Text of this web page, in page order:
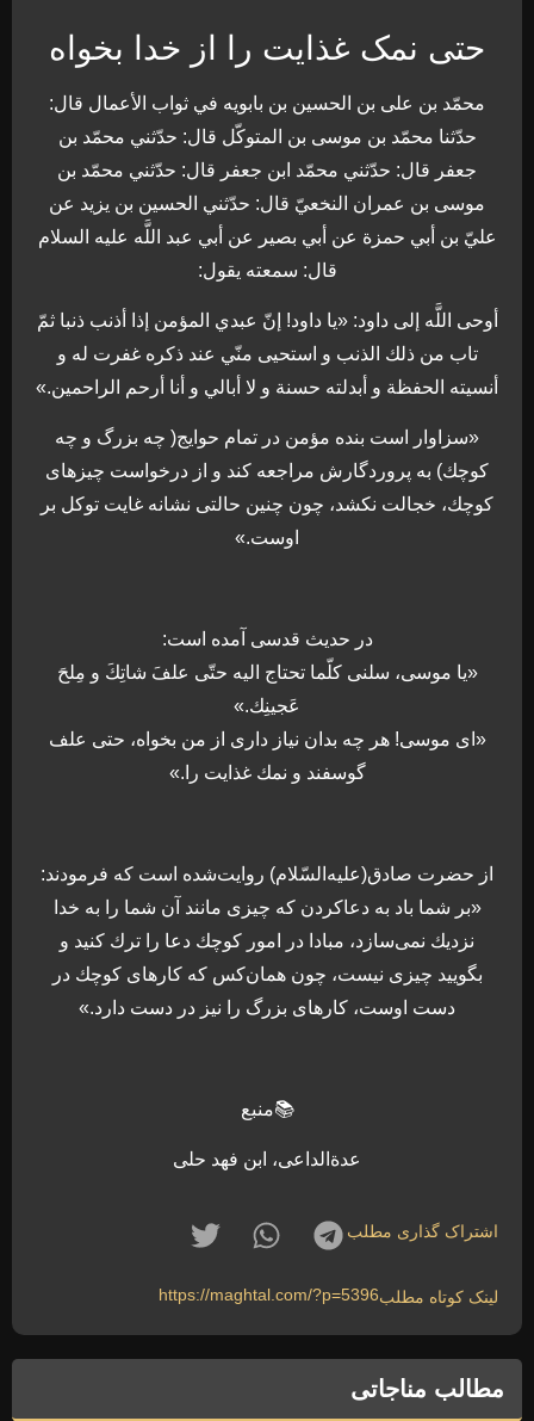
مطالب مناجاتی
حتی نمک غذایت را از خدا بخواه
محمّد بن علی بن الحسين بن بابويه في ثواب الأعمال قال:
حدّثنا محمّد بن موسى بن المتوكّل قال: حدّثني محمّد بن
جعفر قال: حدّثني محمّد ابن جعفر قال: حدّثني محمّد بن
موسى بن عمران النخعيّ قال: حدّثني الحسين بن يزيد عن
عليّ بن أبي حمزة عن أبي بصير عن أبي عبد اللَّه عليه السلام
قال: سمعته يقول:
أوحى اللَّه إلى داود: «يا داود! إنّ عبدي المؤمن إذا أذنب ذنبا ثمّ
تاب من ذلك الذنب و استحيى منّي عند ذكره غفرت له و
أنسيته الحفظة و أبدلته حسنة و لا أبالي و أنا أرحم الراحمين.»
«سزاوار است بنده مؤمن در تمام حوايج( چه بزرگ و چه
كوچك) به پروردگارش مراجعه كند و از درخواست چيزهاى
كوچك، خجالت نكشد، چون چنين حالتى نشانه غايت توكل بر
اوست.»
در حديث قدسى آمده است:
«يا موسى، سلنى كلّما تحتاج اليه حتّى علفَ شاتِكَ و مِلحَ
عَجينِك.»
«اى موسى! هر چه بدان نياز دارى از من بخواه، حتى علف
گوسفند و نمك غذايت را.»
از حضرت صادق(عليه‌السّلام) روايت‌شده است كه فرمودند:
«بر شما باد به دعاكردن كه چيزى مانند آن شما را به خدا
نزديك نمی‌‏سازد، مبادا در امور كوچك دعا را ترك كنيد و
بگوييد چيزى نيست، چون همان‌كس كه كارهاى كوچك در
دست اوست، كارهاى بزرگ را نيز در دست دارد.»
📚منبع
عدةالداعی، ابن فهد حلی
اشتراک گذاری مطلب
لینک کوتاه مطلبhttps://maghtal.com/?p=5396